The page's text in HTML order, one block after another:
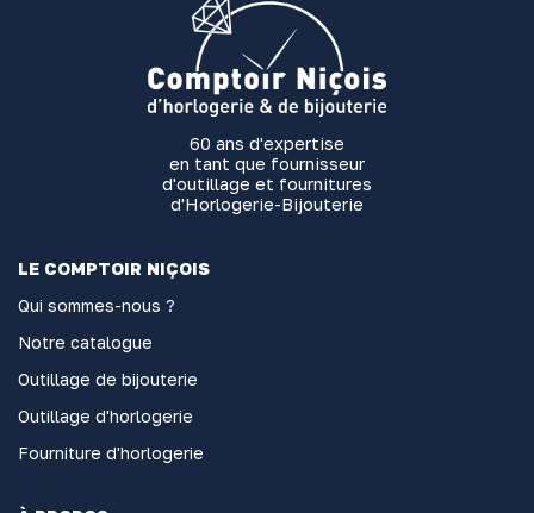
60 ans d'expertise
en tant que fournisseur
d'outillage et fournitures
d'Horlogerie-Bijouterie
LE COMPTOIR NIÇOIS
Qui sommes-nous ?
Notre catalogue
Outillage de bijouterie
Outillage d'horlogerie
Fourniture d'horlogerie